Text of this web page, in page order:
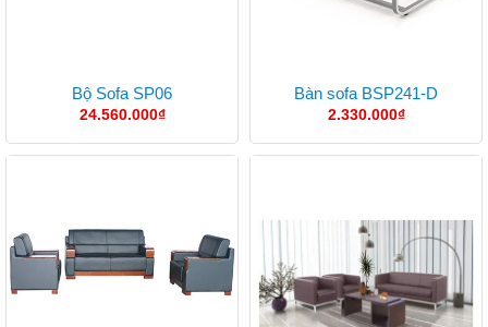
Bộ Sofa SP06
24.560.000₫
Bàn sofa BSP241-D
2.330.000₫